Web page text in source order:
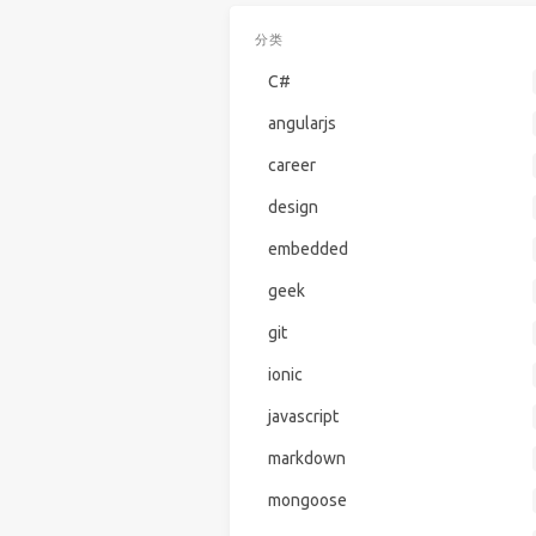
分类
C#
angularjs
career
design
embedded
geek
git
ionic
javascript
markdown
mongoose